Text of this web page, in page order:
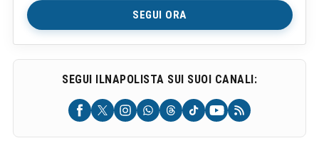
SEGUI ORA
SEGUI ILNAPOLISTA SUI SUOI CANALI: